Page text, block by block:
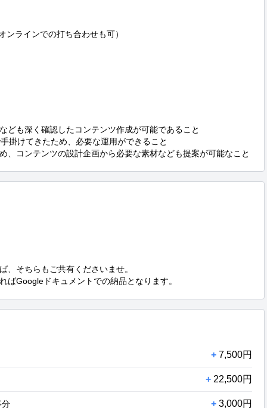
ラインでの打ち合わせも可）
ども深く確認したコンテンツ作成が可能であること
掛けてきたため、必要な運用ができること
、コンテンツの設計企画から必要な素材なども提案が可能なこと
そちらもご共有くださいませ。
Googleドキュメントでの納品となります。
+ 7,500円
+ 22,500円
分 + 3,000円